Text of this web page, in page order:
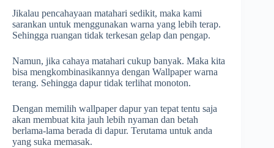
Jikalau pencahayaan matahari sedikit, maka kami
sarankan untuk menggunakan warna yang lebih terap.
Sehingga ruangan tidak terkesan gelap dan pengap.
Namun, jika cahaya matahari cukup banyak. Maka kita
bisa mengkombinasikannya dengan Wallpaper warna
terang. Sehingga dapur tidak terlihat monoton.
Dengan memilih wallpaper dapur yan tepat tentu saja
akan membuat kita jauh lebih nyaman dan betah
berlama-lama berada di dapur. Terutama untuk anda
yang suka memasak.